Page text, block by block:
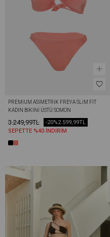
PREMIUM ASIMETRIK FREYA SLIM FIT
KADIN BIKINI ÜSTÜ SOMON
3.249,99TL 2.599,99TL
-20%
SEPETTE %40 İNDİRİM